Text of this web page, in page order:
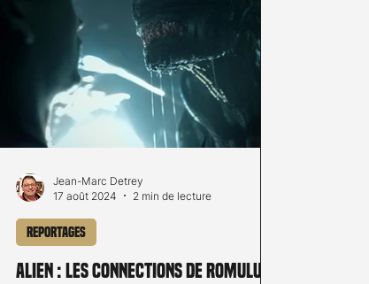
Culture Régional Merchandising
Alien : Les connections de Romulus
Reportages
Jean-Marc Detrey
17 août 2024
2 min de lecture